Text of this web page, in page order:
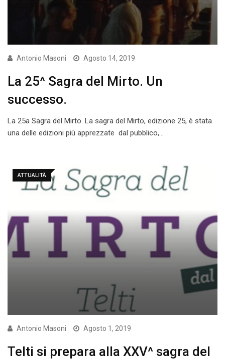
Antonio Masoni Agosto 14, 2019
La 25^ Sagra del Mirto. Un
successo.
La 25a Sagra del Mirto. La sagra del Mirto, edizione 25, è stata
una delle edizioni più apprezzate dal pubblico,…
ATTUALITÀ
Antonio Masoni Agosto 1, 2019
Telti si prepara alla XXV^ sagra del